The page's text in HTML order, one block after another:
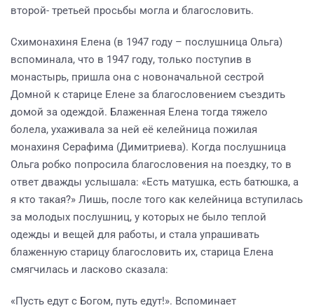
второй- третьей просьбы могла и благословить.
Схимонахиня Елена (в 1947 году – послушница Ольга)
вспоминала, что в 1947 году, только поступив в
монастырь, пришла она с новоначальной сестрой
Домной к старице Елене за благословением съездить
домой за одеждой. Блаженная Елена тогда тяжело
болела, ухаживала за ней её келейница пожилая
монахиня Серафима (Димитриева). Когда послушница
Ольга робко попросила благословения на поездку, то в
ответ дважды услышала: «Есть матушка, есть батюшка, а
я кто такая?» Лишь, после того как келейница вступилась
за молодых послушниц, у которых не было теплой
одежды и вещей для работы, и стала упрашивать
блаженную старицу благословить их, старица Елена
смягчилась и ласково сказала:
«Пусть едут с Богом, путь едут!». Вспоминает